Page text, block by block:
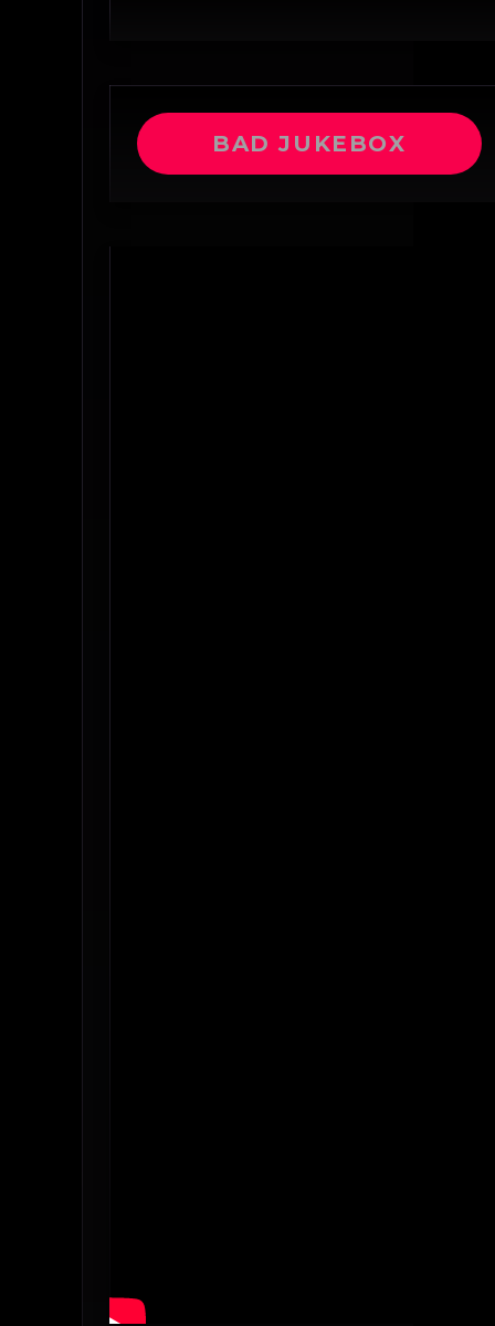
BAD JUKEBOX